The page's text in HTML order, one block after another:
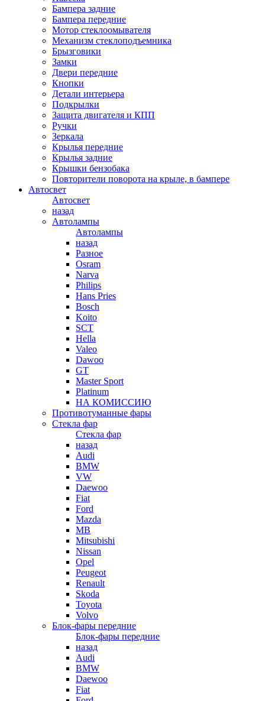
Бампера задние
Бампера передние
Мотор стеклоомывателя
Механизм стеклоподъемника
Брызговики
Замки
Двери передние
Кнопки
Детали интерьера
Подкрылки
Защита двигателя и КПП
Ручки
Зеркала
Крылья передние
Крылья задние
Крышки бензобака
Повторители поворота на крыле, в бампере
Автосвет
Автосвет
назад
Автолампы
Автолампы
назад
Разное
Osram
Narva
Philips
Hans Pries
Bosch
Koito
SCT
Hella
Valeo
Dawoo
GT
Master Sport
Platinum
НА КОМИССИЮ
Противотуманные фары
Стекла фар
Стекла фар
назад
Audi
BMW
VW
Daewoo
Fiat
Ford
Mazda
MB
Mitsubishi
Nissan
Opel
Peugeot
Renault
Skoda
Toyota
Volvo
Блок-фары передние
Блок-фары передние
назад
Audi
BMW
Daewoo
Fiat